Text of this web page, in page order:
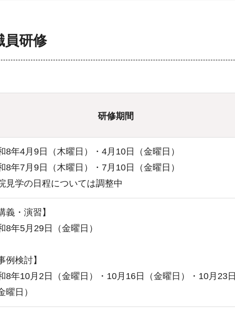
員研修
研修期間
8年4月9日（木曜日）・4月10日（金曜日）
8年7月9日（木曜日）・7月10日（金曜日）
見学の日程については調整中
義・演習】
8年5月29日（金曜日）
例検討】
8年10月2日（金曜日）・10月16日（金曜日）・10月23日
曜日）